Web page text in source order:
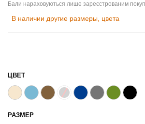
Бали нараховуються лише зареєстрованим
В наличии другие размеры, цвета
ЦВЕТ
РАЗМЕР